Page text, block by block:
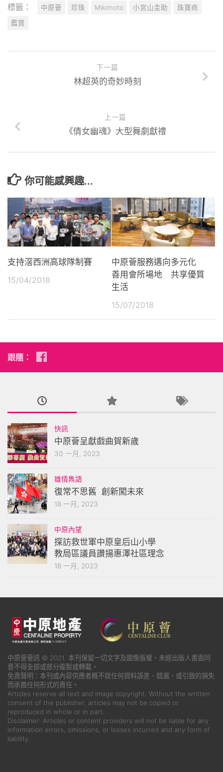
標籤： 中原薈 珍珠 Mikimoto 小宮山圭助
珠寶商
鑑賞
下一篇
林超英的奇妙時刻
上一篇
《倩女幽魂》大型舞劇獻禮
你可能感興趣...
支持滘西洲高球隊制賽
15/04/2018
中原薈服務遘向多元化
善用會所場地 共享優質
生活
15/07/2018
跟隨：
快訊
中原薈呈獻戲曲賀新歲
30 一月, 2023
雄情雋語
復常不思舊 創新闖未來
18 一月, 2023
中原內望
探訪救世軍中原皇后山小學
教局區議員讚揚惠澤社區理念
18 一月, 2023
中原薈薈訊 © 2021. 本刊保留一切文字及圖像版權，未經出版人書面同
意不得全部或部分複製或轉載。
免責聲明：本刊或內容供應者概不就任何資料誤差、錯漏，或引致的損失
而承擔任何形式的責任。
Articles reserve all text and image copyright. Without the written
consent of the publisher, articles may not be copied or
reproduced in whole or in part.
Disclaimer: Articles or content providers will not be liable for any
information errors, omissions, or losses incurred and any form of
liability.